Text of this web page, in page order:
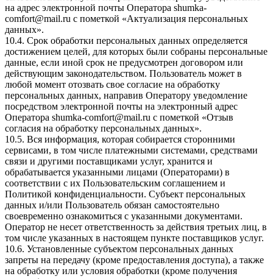
на адрес электронной почты Оператора shumka-
comfort@mail.ru с пометкой «Актуализация персональных
данных».
10.4. Срок обработки персональных данных определяется
достижением целей, для которых были собраны персональные
данные, если иной срок не предусмотрен договором или
действующим законодательством. Пользователь может в
любой момент отозвать свое согласие на обработку
персональных данных, направив Оператору уведомление
посредством электронной почты на электронный адрес
Оператора shumka-comfort@mail.ru с пометкой «Отзыв
согласия на обработку персональных данных».
10.5. Вся информация, которая собирается сторонними
сервисами, в том числе платежными системами, средствами
связи и другими поставщиками услуг, хранится и
обрабатывается указанными лицами (Операторами) в
соответствии с их Пользовательским соглашением и
Политикой конфиденциальности. Субъект персональных
данных и/или Пользователь обязан самостоятельно
своевременно ознакомиться с указанными документами.
Оператор не несет ответственность за действия третьих лиц, в
том числе указанных в настоящем пункте поставщиков услуг.
10.6. Установленные субъектом персональных данных
запреты на передачу (кроме предоставления доступа), а также
на обработку или условия обработки (кроме получения